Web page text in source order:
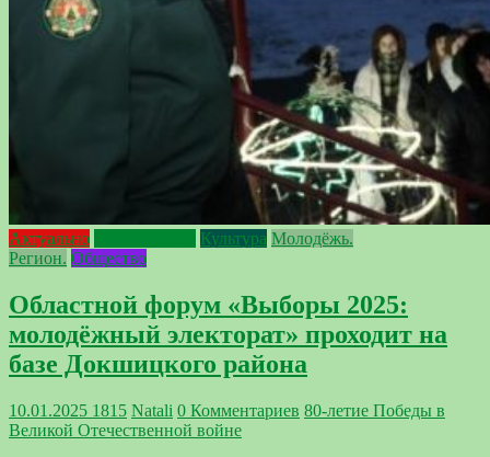
Актуально Культура Молодёжь.
Регион. Общество
Областной форум «Выборы 2025:
молодёжный электорат» проходит на
базе Докшицкого района
10.01.2025 1815 Natali 0 Комментариев 80-летие Победы в
Великой Отечественной войне